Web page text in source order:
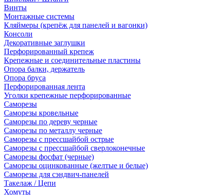
Винты
Монтажные системы
Кляймеры (крепёж для панелей и вагонки)
Консоли
Декоративные заглушки
Перфорированный крепеж
Крепежные и соединительные пластины
Опора балки, держатель
Опора бруса
Перфорированная лента
Уголки крепежные перфорированные
Саморезы
Саморезы кровельные
Саморезы по дереву черные
Саморезы по металлу черные
Саморезы с прессшайбой острые
Саморезы с прессшайбой сверлоконечные
Саморезы фосфат (черные)
Саморезы оцинкованные (желтые и белые)
Саморезы для сэндвич-панелей
Такелаж / Цепи
Хомуты